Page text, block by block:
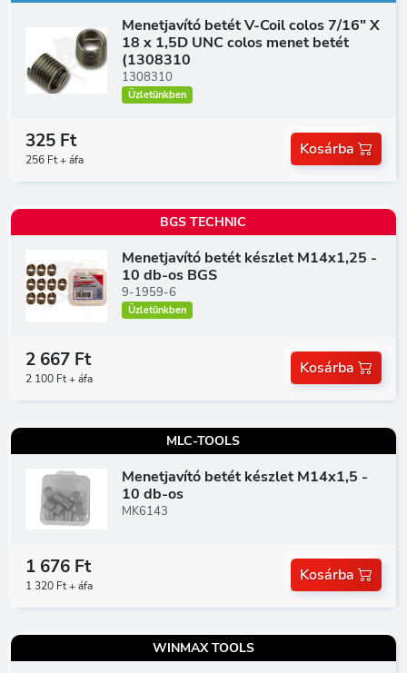
Menetjavító betét V-Coil colos 7/16" X
18 x 1,5D UNC colos menet betét
(1308310
1308310
Üzletünkben
325 Ft
256 Ft + áfa
Kosárba
BGS TECHNIC
Menetjavító betét készlet M14x1,25 -
10 db-os BGS
9-1959-6
Üzletünkben
2 667 Ft
2 100 Ft + áfa
Kosárba
MLC-TOOLS
Menetjavító betét készlet M14x1,5 -
10 db-os
MK6143
1 676 Ft
1 320 Ft + áfa
Kosárba
WINMAX TOOLS